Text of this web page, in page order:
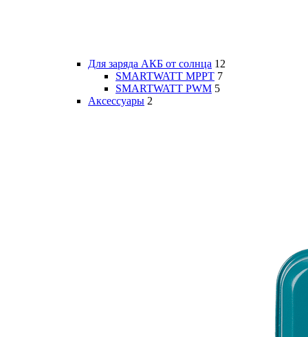
Для заряда АКБ от солнца 12
SMARTWATT MPPT 7
SMARTWATT PWM 5
Аксессуары 2